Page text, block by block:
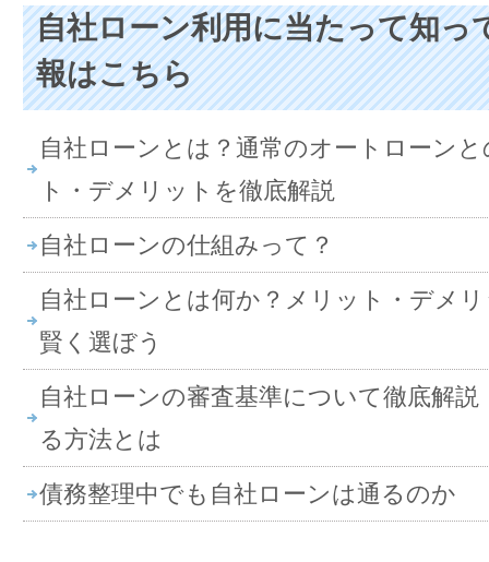
自社ローン利用に当たって知っ
報はこちら
自社ローンとは？通常のオートローン
ト・デメリットを徹底解説
自社ローンの仕組みって？
自社ローンとは何か？メリット・デメ
賢く選ぼう
自社ローンの審査基準について徹底解
る方法とは
債務整理中でも自社ローンは通るのか